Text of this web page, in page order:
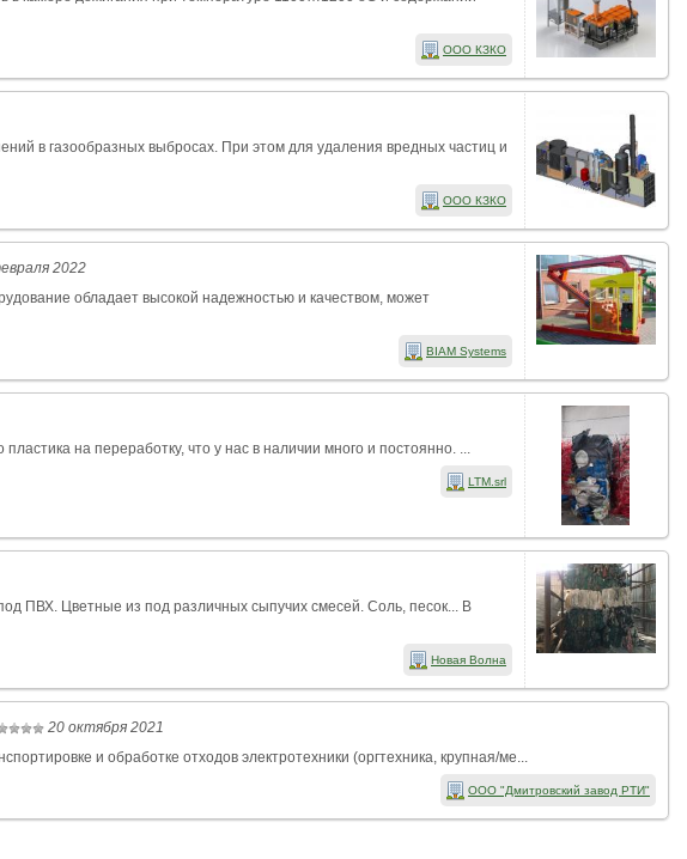
ООО КЗКО
в газообразных выбросах. При этом для удаления вредных частиц и
ООО КЗКО
2022
обладает высокой надежностью и качеством, может
BIAM Systems
на переработку, что у нас в наличии много и постоянно. ...
LTM.srl
ПВХ. Цветные из под различных сыпучих смесей. Соль, песок... В
Новая Волна
20 октября 2021
и обработке отходов электротехники (оргтехника, крупная/ме...
ООО "Дмитровский завод РТИ"